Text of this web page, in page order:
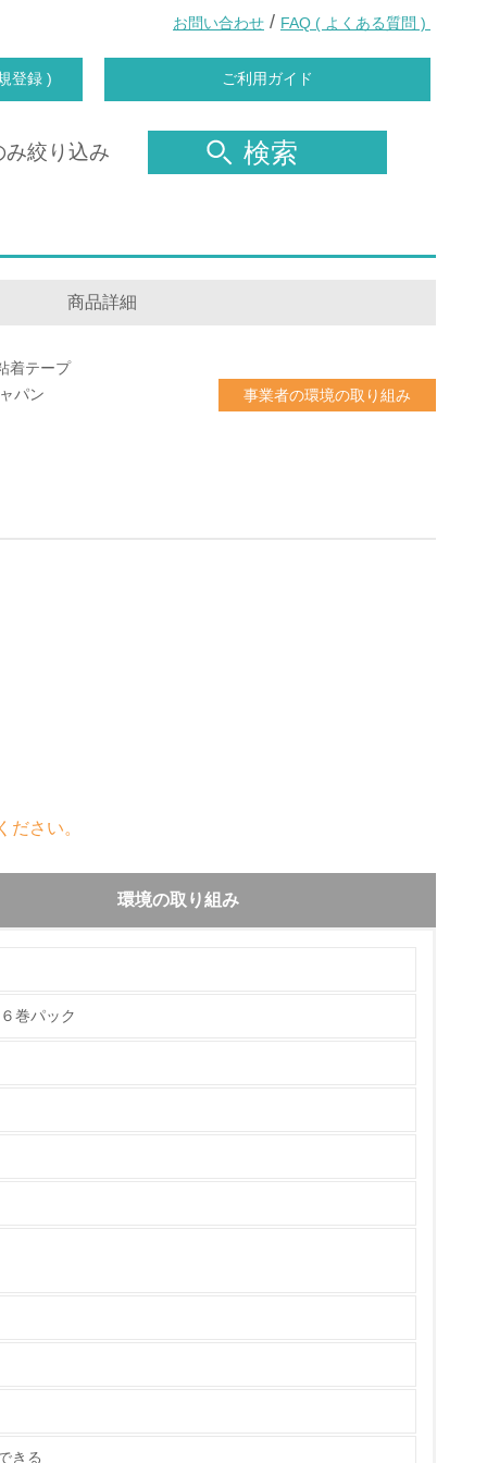
お問い合わせ / FAQ ( よくある質問 )
登録 ) ご利用ガイド
み絞り込み 検索
商品詳細
着テープ
パン
事業者の環境の取り組み
さい。
環境の取り組み
巻パック
きる